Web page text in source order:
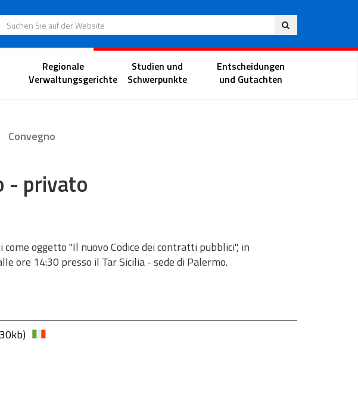
Deu
Suchen Sie auf der Website
Richterportal
Regionale
Verwaltungsgerichte
Studien und
Schwerpunkte
Entscheidungen
und Gutachten
Convegno
- privato
oggetto "Il nuovo Codice dei contratti pubblici", in
ore 14:30 presso il Tar Sicilia - sede di Palermo.